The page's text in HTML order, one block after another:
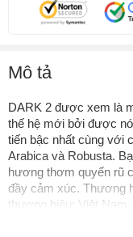
Mô tả
DARK 2 được xem là
thế hệ mới bởi được
tiến bậc nhất cùng với
Arabica và Robusta.
hương thơm quyến rũ
đầy cảm xúc. Thương
thương hiệu: Việt
Cổ phần VIVATORY